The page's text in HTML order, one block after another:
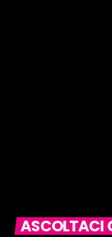
ASCOLTACI